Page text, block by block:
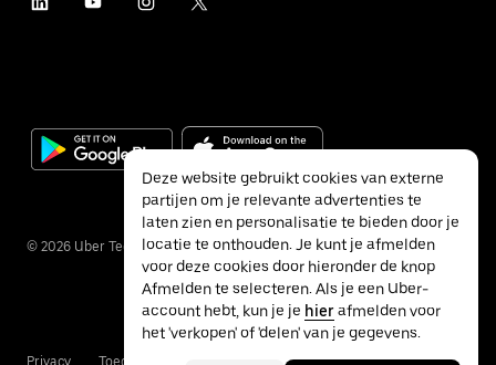
© 2026 Uber Technologies Inc.
Privacy Toegankelijkheid Voorwaarden
Deze website gebruikt cookies van externe
partijen om je relevante advertenties te
laten zien en personalisatie te bieden door je
locatie te onthouden. Je kunt je afmelden
voor deze cookies door hieronder de knop
Afmelden te selecteren. Als je een Uber-
account hebt, kun je je hierafmelden voor
het 'verkopen' of 'delen' van je gegevens.